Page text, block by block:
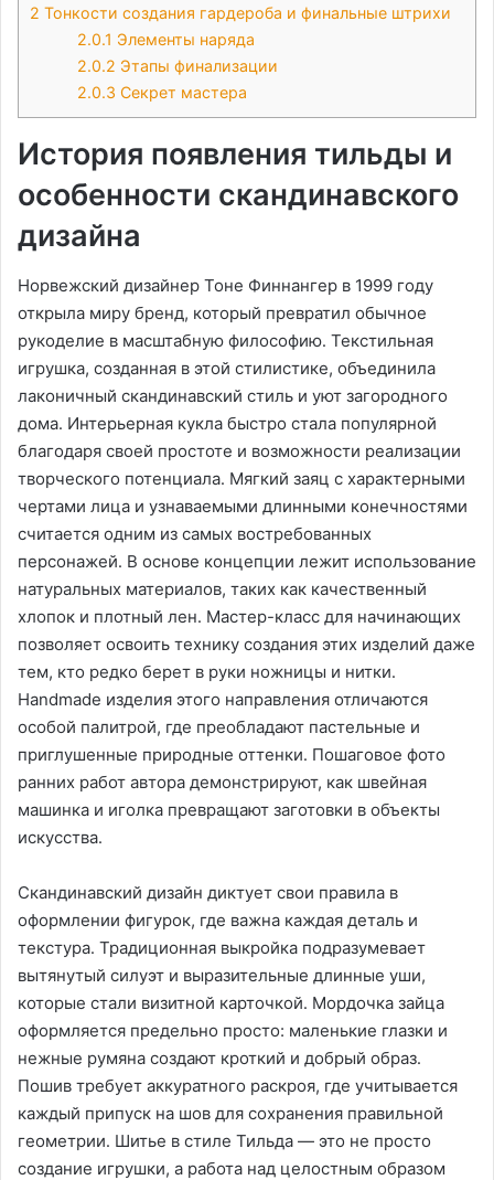
2 Тонкости создания гардероба и финальные штрихи
2.0.1 Элементы наряда
2.0.2 Этапы финализации
2.0.3 Секрет мастера
История появления тильды и
особенности скандинавского
дизайна
Норвежский дизайнер Тоне Финнангер в 1999 году
открыла миру бренд, который превратил обычное
рукоделие в масштабную философию․ Текстильная
игрушка, созданная в этой стилистике, объединила
лаконичный скандинавский стиль и уют загородного
дома․ Интерьерная кукла быстро стала популярной
благодаря своей простоте и возможности реализации
творческого потенциала․ Мягкий заяц с характерными
чертами лица и узнаваемыми длинными конечностями
считается одним из самых востребованных
персонажей․ В основе концепции лежит использование
натуральных материалов, таких как качественный
хлопок и плотный лен․ Мастер-класс для начинающих
позволяет освоить технику создания этих изделий даже
тем, кто редко берет в руки ножницы и нитки․
Handmade изделия этого направления отличаются
особой палитрой, где преобладают пастельные и
приглушенные природные оттенки․ Пошаговое фото
ранних работ автора демонстрируют, как швейная
машинка и иголка превращают заготовки в объекты
искусства․
Скандинавский дизайн диктует свои правила в
оформлении фигурок, где важна каждая деталь и
текстура․ Традиционная выкройка подразумевает
вытянутый силуэт и выразительные длинные уши,
которые стали визитной карточкой․ Мордочка зайца
оформляется предельно просто: маленькие глазки и
нежные румяна создают кроткий и добрый образ․
Пошив требует аккуратного раскроя, где учитывается
каждый припуск на шов для сохранения правильной
геометрии․ Шитье в стиле Тильда — это не просто
создание игрушки, а работа над целостным образом